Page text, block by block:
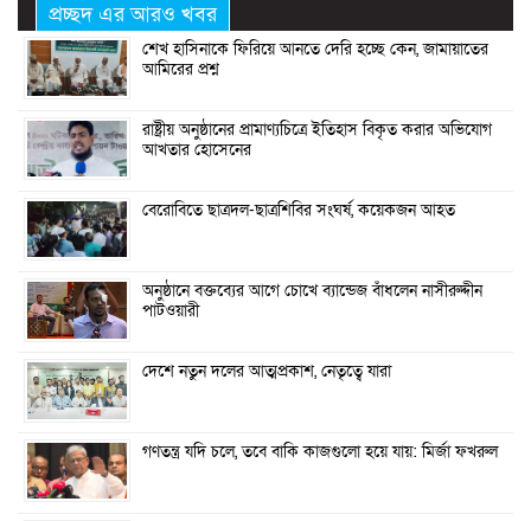
প্রচ্ছদ এর আরও খবর
শেখ হাসিনাকে ফিরিয়ে আনতে দেরি হচ্ছে কেন, জামায়াতের
আমিরের প্রশ্ন
রাষ্ট্রীয় অনুষ্ঠানের প্রামাণ্যচিত্রে ইতিহাস বিকৃত করার অভিযোগ
আখতার হোসেনের
বেরোবিতে ছাত্রদল-ছাত্রশিবির সংঘর্ষ, কয়েকজন আহত
অনুষ্ঠানে বক্তব্যের আগে চোখে ব্যান্ডেজ বাঁধলেন নাসীরুদ্দীন
পাটওয়ারী
দেশে নতুন দলের আত্মপ্রকাশ, নেতৃত্বে যারা
গণতন্ত্র যদি চলে, তবে বাকি কাজগুলো হয়ে যায়: মির্জা ফখরুল